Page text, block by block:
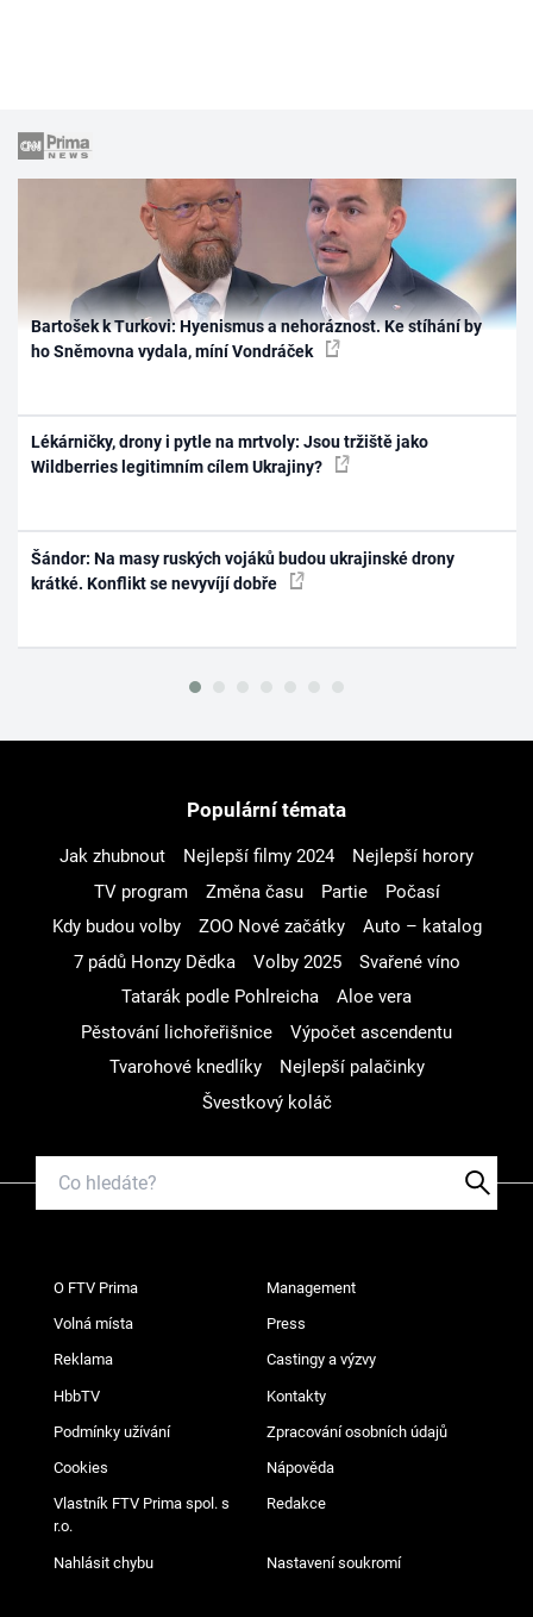
Bartošek k Turkovi: Hyenismus a nehoráznost. Ke stíhání by
ho Sněmovna vydala, míní Vondráček
Lékárničky, drony i pytle na mrtvoly: Jsou tržiště jako
Wildberries legitimním cílem Ukrajiny?
Šándor: Na masy ruských vojáků budou ukrajinské drony
krátké. Konflikt se nevyvíjí dobře
Populární témata
Jak zhubnout Nejlepší filmy 2024
Nejlepší horory
TV program
Změna času Partie
Počasí
Kdy budou volby
ZOO Nové začátky
Auto – katalog
7 pádů Honzy Dědka
Volby 2025
Svařené víno
Tatarák podle Pohlreicha
Aloe vera
Pěstování lichořeřišnice
Výpočet ascendentu
Tvarohové knedlíky
Nejlepší palačinky
Švestkový koláč
O FTV Prima Management
Volná místa Press
Reklama Castingy a výzvy
HbbTV Kontakty
Podmínky užívání Zpracování osobních údajů
Cookies Nápověda
Vlastník FTV Prima spol. s
r.o.
Redakce
Nahlásit chybu Nastavení soukromí